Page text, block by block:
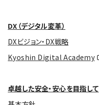
DX（デジタル変革）
DXビジョン・DX戦略
Kyoshin Digital Academy
卓越した安全・安心を目指して